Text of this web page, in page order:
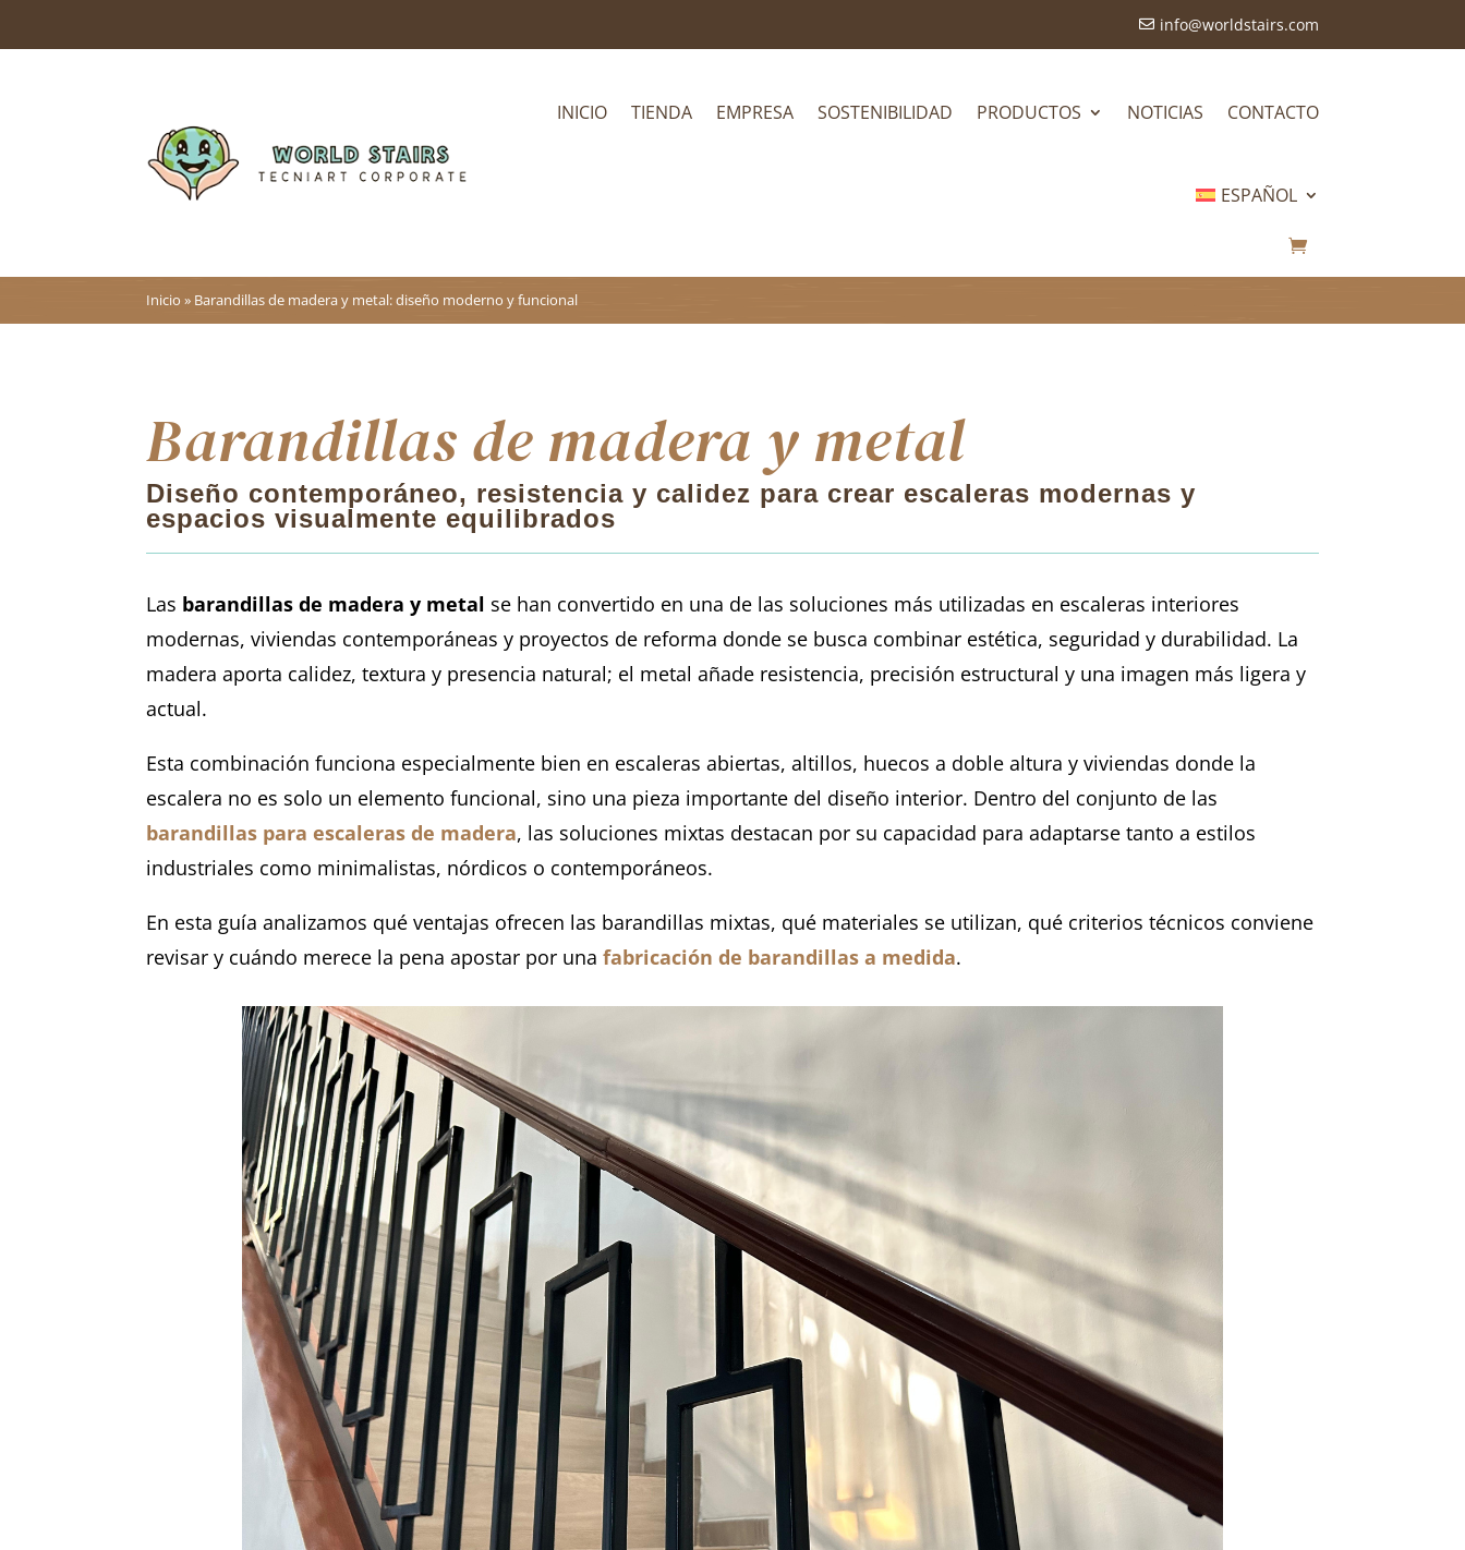
 info@worldstairs.com
INICIO TIENDA EMPRESA SOSTENIBILIDAD PRODUCTOS NOTICIAS CONTACTO
ESPAÑOL
Inicio » Barandillas de madera y metal: diseño moderno y funcional
Barandillas de madera y metal
Diseño contemporáneo, resistencia y calidez para crear escaleras modernas y
espacios visualmente equilibrados
Las barandillas de madera y metal se han convertido en una de las soluciones más utilizadas en escaleras interiores
modernas, viviendas contemporáneas y proyectos de reforma donde se busca combinar estética, seguridad y durabilidad. La
madera aporta calidez, textura y presencia natural; el metal añade resistencia, precisión estructural y una imagen más ligera y
actual.
Esta combinación funciona especialmente bien en escaleras abiertas, altillos, huecos a doble altura y viviendas donde la
escalera no es solo un elemento funcional, sino una pieza importante del diseño interior. Dentro del conjunto de las
barandillas para escaleras de madera, las soluciones mixtas destacan por su capacidad para adaptarse tanto a estilos
industriales como minimalistas, nórdicos o contemporáneos.
En esta guía analizamos qué ventajas ofrecen las barandillas mixtas, qué materiales se utilizan, qué criterios técnicos conviene
revisar y cuándo merece la pena apostar por unafabricación de barandillas a medida.